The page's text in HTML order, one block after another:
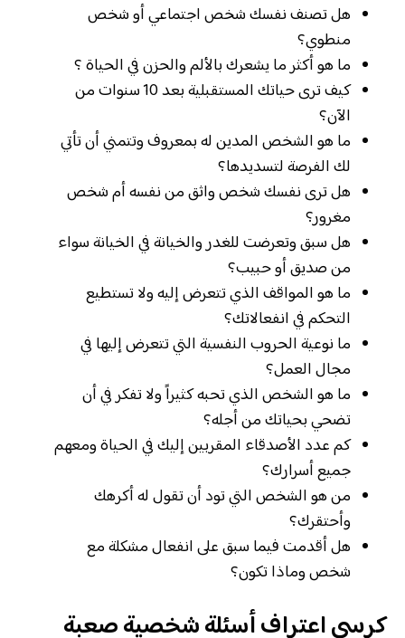
هل تصنف نفسك شخص اجتماعي أو شخص
منطوي؟
ما هو أكثر ما يشعرك بالألم والحزن في الحياة ؟
كيف ترى حياتك المستقبلية بعد 10 سنوات من
الآن؟
ما هو الشخص المدين له بمعروف وتتمني أن تأتي
لك الفرصة لتسديدها؟
هل ترى نفسك شخص واثق من نفسه أم شخص
مغرور؟
هل سبق وتعرضت للغدر والخيانة في الخيانة سواء
من صديق أو حبيب؟
ما هو المواقف الذي تتعرض إليه ولا تستطيع
التحكم في انفعالاتك؟
ما نوعية الحروب النفسية التي تتعرض إليها في
مجال العمل؟
ما هو الشخص الذي تحبه كثيراً ولا تفكر في أن
تضحي بحياتك من أجله؟
كم عدد الأصدقاء المقربين إليك في الحياة ومعهم
جميع أسرارك؟
من هو الشخص التي تود أن تقول له أكرهك
وأحتقرك؟
هل أقدمت فيما سبق على انفعال مشكلة مع
شخص وماذا تكون؟
كرسي اعتراف أسئلة شخصية صعبة